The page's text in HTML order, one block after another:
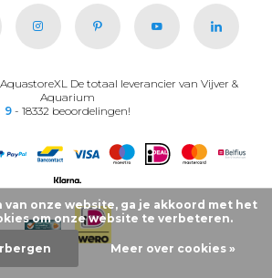
De totaal leverancier van Vijver &
Aquarium
9 - 18332 beoordelingen!
onze website, ga je akkoord met het
om onze website te verbeteren.
Meer over cookies »